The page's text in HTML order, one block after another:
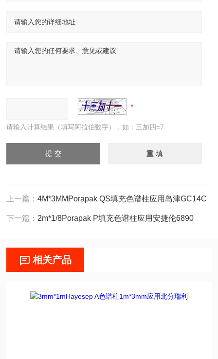
请输入计算结果（填写阿拉伯数字），如：三加四=7
上一篇：4M*3MMPorapak QS填充色谱柱应用岛津GC14C
下一篇： 2m*1/8Porapak P填充色谱柱应用安捷伦6890
相关产品